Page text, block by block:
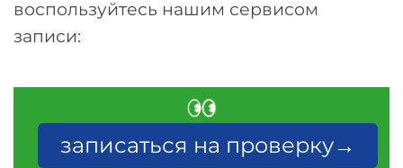
воспользуйтесь нашим сервисом
записи:
записаться на проверку→